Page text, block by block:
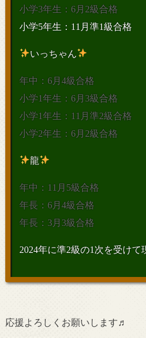
小学3年生：6月2級合格
小学5年生：11月準1級合格
いっちゃん
年中：6月4級合格
小学1年生：6月3級合格
小学1年生：11月準2級合格
小学2年生：6月2級合格
龍
年中：11月5級合格
年長：6月4級合格
年長：3月3級合格
2024年に準2級の1次を受け
応援よろしくお願いします♬